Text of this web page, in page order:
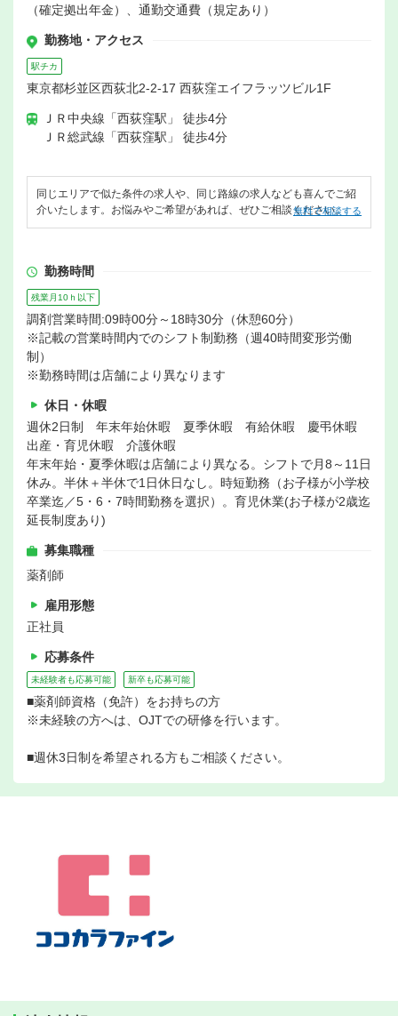
（確定拠出年金）、通勤交通費（規定あり）
勤務地・アクセス
駅チカ
東京都杉並区西荻北2-2-17 西荻窪エイフラッツビル1F
ＪＲ中央線「西荻窪駅」 徒歩4分
ＪＲ総武線「西荻窪駅」 徒歩4分
同じエリアで似た条件の求人や、同じ路線の求人なども喜んでご紹
介いたします。お悩みやご希望があれば、ぜひご相談ください。
無料で相談する
勤務時間
残業月10ｈ以下
調剤営業時間:09時00分～18時30分（休憩60分）
※記載の営業時間内でのシフト制勤務（週40時間変形労働
制）
※勤務時間は店舗により異なります
休日・休暇
週休2日制 年末年始休暇 夏季休暇 有給休暇 慶弔休暇
出産・育児休暇 介護休暇
年末年始・夏季休暇は店舗により異なる。シフトで月8～11日
休み。半休＋半休で1日休日なし。時短勤務（お子様が小学校
卒業迄／5・6・7時間勤務を選択）。育児休業(お子様が2歳迄
延長制度あり)
募集職種
薬剤師
雇用形態
正社員
応募条件
未経験者も応募可能 新卒も応募可能
■薬剤師資格（免許）をお持ちの方
※未経験の方へは、OJTでの研修を行います。
■週休3日制を希望される方もご相談ください。